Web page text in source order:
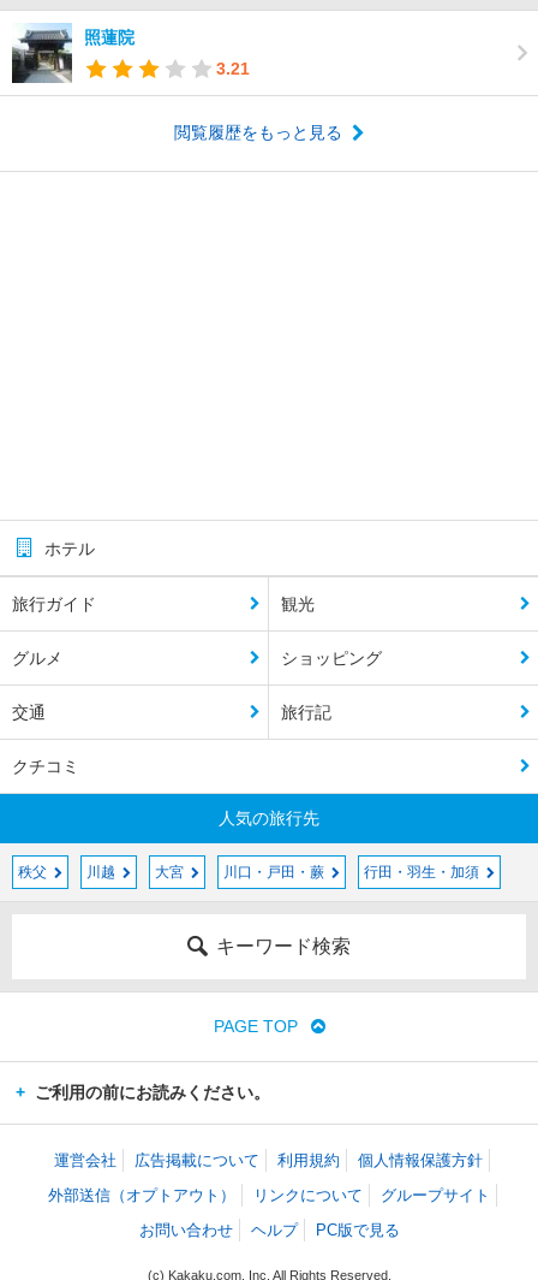
照蓮院
3.21
閲覧履歴をもっと見る
ホテル
旅行ガイド 観光
グルメ ショッピング
交通 旅行記
クチコミ
人気の旅行先
秩父 川越 大宮 川口・戸田・蕨 行田・羽生・加須
キーワード検索
PAGE TOP
ご利用の前にお読みください。
運営会社 広告掲載について 利用規約
個人情報保護方針
外部送信（オプトアウト）
リンクについて
グループサイト
お問い合わせ
ヘルプ PC版で見る
(c) Kakaku.com, Inc. All Rights Reserved.